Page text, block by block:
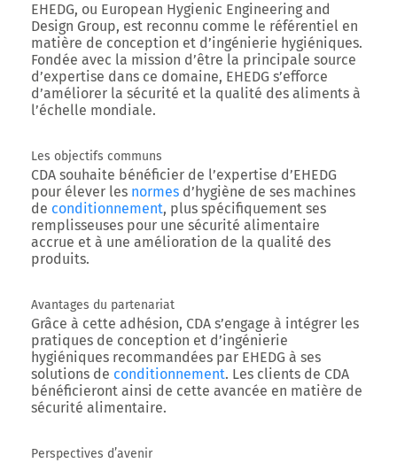
EHEDG, ou European Hygienic Engineering and
Design Group, est reconnu comme le référentiel en
matière de conception et d’ingénierie hygiéniques.
Fondée avec la mission d’être la principale source
d’expertise dans ce domaine, EHEDG s’efforce
d’améliorer la sécurité et la qualité des aliments à
l’échelle mondiale.
Les objectifs communs
CDA souhaite bénéficier de l’expertise d’EHEDG
pour élever les normes d’hygiène de ses machines
de conditionnement, plus spécifiquement ses
remplisseuses pour une sécurité alimentaire
accrue et à une amélioration de la qualité des
produits.
Avantages du partenariat
Grâce à cette adhésion, CDA s’engage à intégrer les
pratiques de conception et d’ingénierie
hygiéniques recommandées par EHEDG à ses
solutions de conditionnement. Les clients de CDA
bénéficieront ainsi de cette avancée en matière de
sécurité alimentaire.
Perspectives d’avenir